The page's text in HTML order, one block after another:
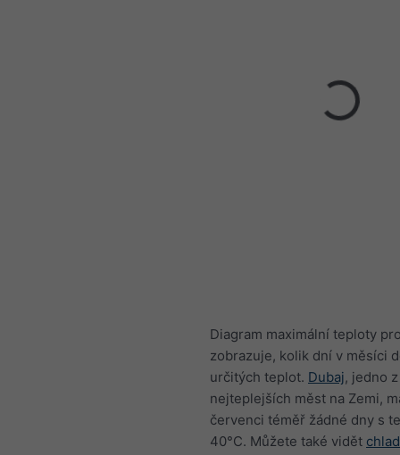
Diagram maximální teploty
zobrazuje, kolik dní v měsíci
určitých teplot. Dubaj, jedno z
nejteplejších měst na Zemi,
červenci téměř žádné dny s
40°C. Můžete také vidět